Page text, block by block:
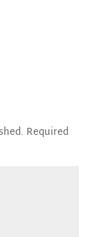
Required